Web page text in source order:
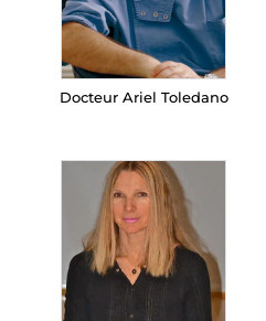
Docteur Ariel Toledano